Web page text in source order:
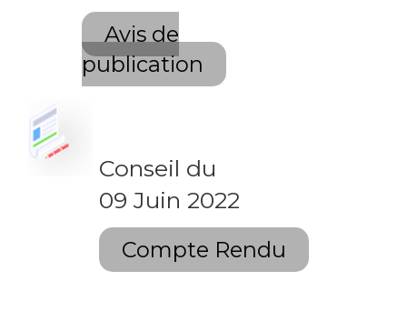
Avis de
publication
Conseil du
09 Juin 2022
Compte Rendu